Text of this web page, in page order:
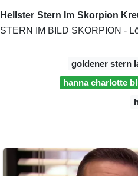
Hellster Stern Im Skorpion
STERN IM BILD SKORPION -
goldener stern
hanna charlotte